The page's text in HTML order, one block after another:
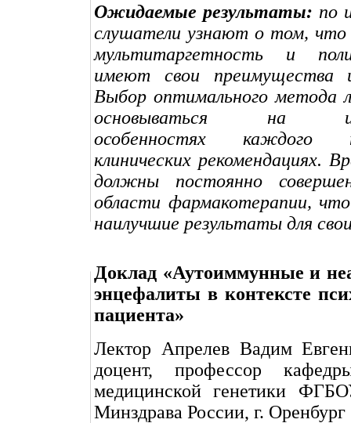
Ожидаемые результаты: по
слушатели узнают о том,
мультитаргетность и
имеют свои преимущества
Выбор оптимального метода
основываться на
особенностях
клинических рекомендациях.
должны постоянно
области фармакотерапии,
наилучшие результаты для
Доклад «Аутоиммунные и
энцефалиты в контексте
пациента»
Лектор Апрелев Вадим
доцент, профессор
медицинской генетики
Минздрава России, г. Оренбург